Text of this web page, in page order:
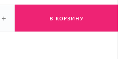
+ В КОРЗИНУ